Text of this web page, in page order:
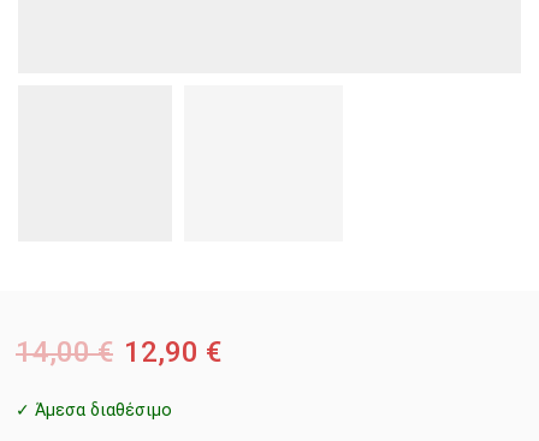
14,00€ 12,90 €
✓ Άμεσα διαθέσιμο